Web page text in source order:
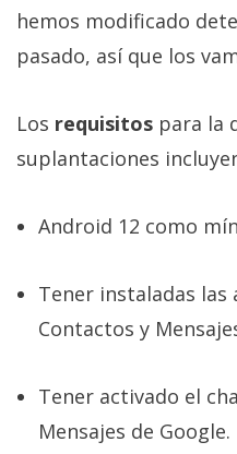
hemos modificado
pasado, así que los
Los requisitos para la
suplantaciones
Android 12 como
Tener instaladas las
Contactos y
Tener activado el
Mensajes de Google.